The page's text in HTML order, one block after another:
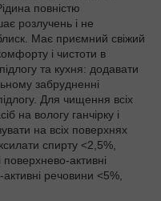
повністю
розлучень і не
Має приємний свіжий
і чистоти в
та кухня: додавати
забрудненні
Для чищення всіх
на вологу ганчірку і
на всіх поверхнях
спирту <2,5%,
поверхнево-активні
речовини <5%,